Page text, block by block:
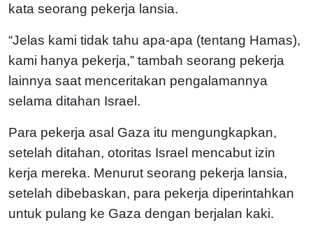
kata seorang pekerja lansia.
“Jelas kami tidak tahu apa-apa (tentang Hamas),
kami hanya pekerja,” tambah seorang pekerja
lainnya saat menceritakan pengalamannya
selama ditahan Israel.
Para pekerja asal Gaza itu mengungkapkan,
setelah ditahan, otoritas Israel mencabut izin
kerja mereka. Menurut seorang pekerja lansia,
setelah dibebaskan, para pekerja diperintahkan
untuk pulang ke Gaza dengan berjalan kaki.